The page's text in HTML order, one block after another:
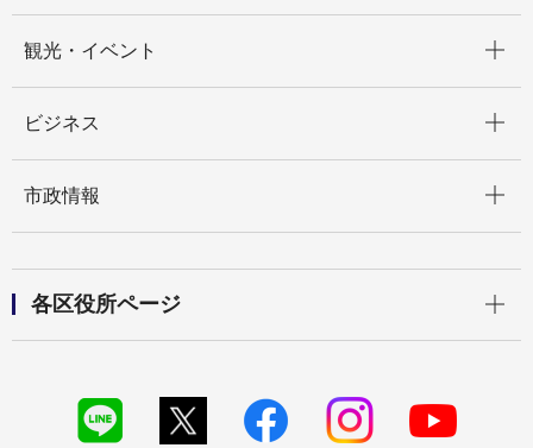
観光・イベント
ビジネス
市政情報
各区役所ページ